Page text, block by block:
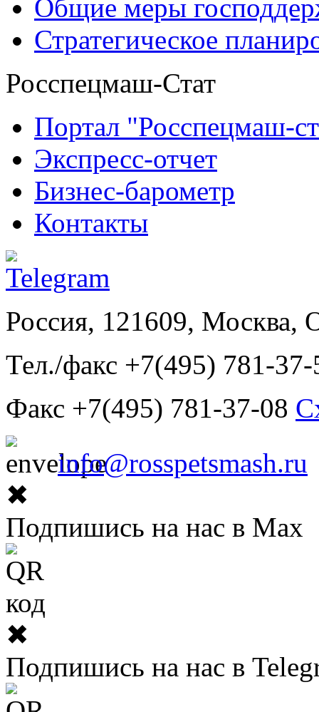
Общие меры
Стратегическое
Росспецмаш-Стат
Портал "Росспецмаш-
Экспресс-отчет
Бизнес-барометр
Контакты
Россия, 121609, Москва,
Тел./факс +7(495) 781-37-
Факс +7(495) 781-37-08
info@rosspetsmash.ru
✖
Подпишись на нас в Max
✖
Подпишись на нас в